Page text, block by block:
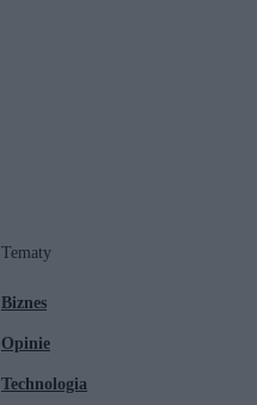
Tematy
Biznes
Opinie
Technologia